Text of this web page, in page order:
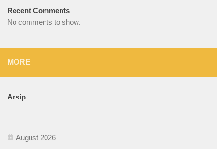
Recent Comments
No comments to show.
MORE
Arsip
August 2026